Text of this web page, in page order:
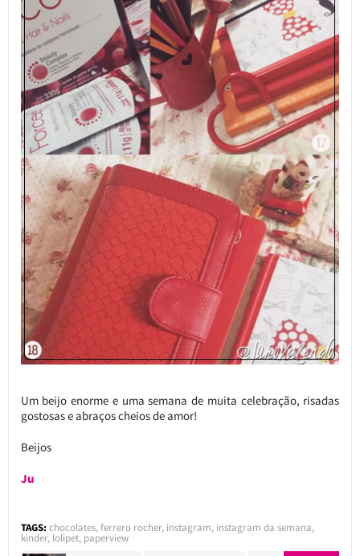
Um beijo enorme e uma semana de muita celebração, risadas
gostosas e abraços cheios de amor!
Beijos
Ju
TAGS: chocolates,ferrero rocher, instagram, instagram da semana,
kinder, lolipet, paperview